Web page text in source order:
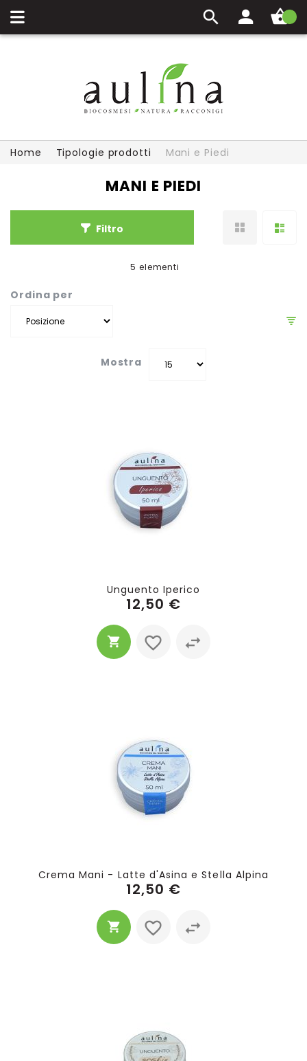
Carrello
Home Tipologie prodotti Mani e Piedi
MANI E PIEDI
Filtro
Ordina per
5 elementi
Mostra
Unguento Iperico
12,50 €
Crema Mani - Latte d'Asina e Stella Alpina
12,50 €